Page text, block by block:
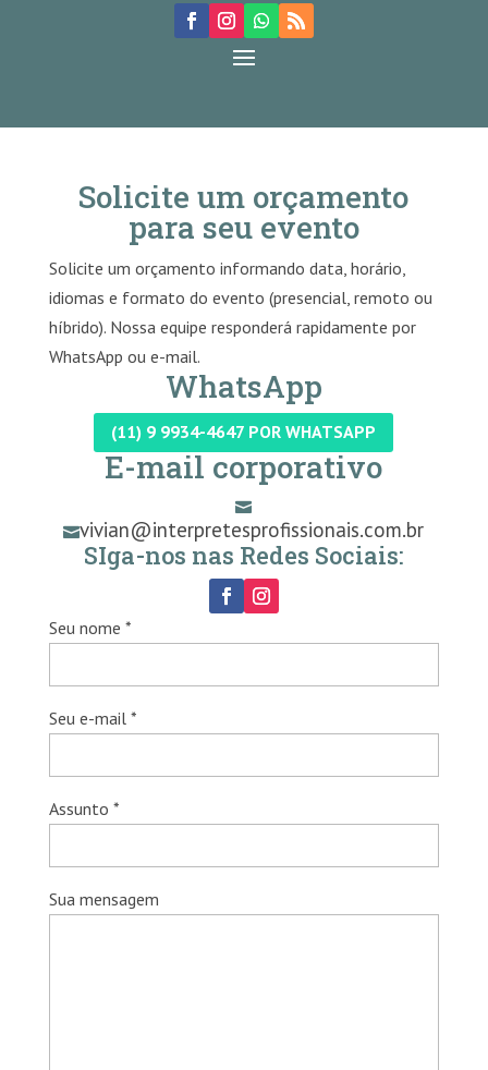
Solicite um orçamento
para seu evento
Solicite um orçamento informando data, horário,
idiomas e formato do evento (presencial, remoto ou
híbrido). Nossa equipe responderá rapidamente por
WhatsApp ou e-mail.
WhatsApp
(11) 9 9934-4647 POR WHATSAPP
E-mail corporativo

vivian@interpretesprofissionais.com.br
SIga-nos nas Redes Sociais:
Seu nome *
Seu e-mail *
Assunto *
Sua mensagem